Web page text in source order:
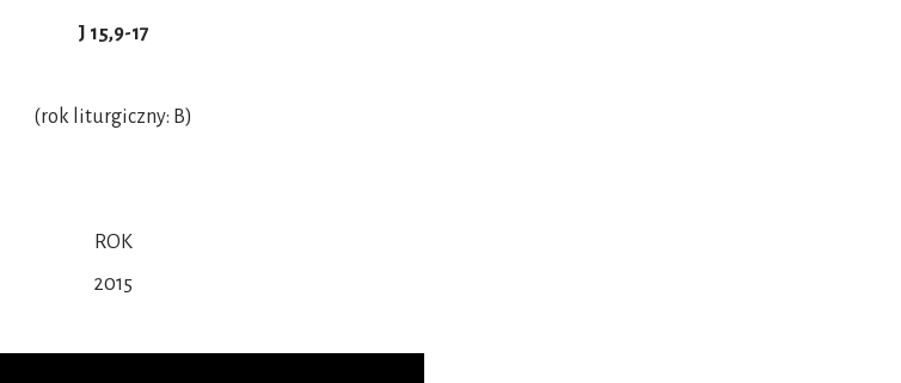
J 15,9-17
(rok liturgiczny: B)
ROK
2015